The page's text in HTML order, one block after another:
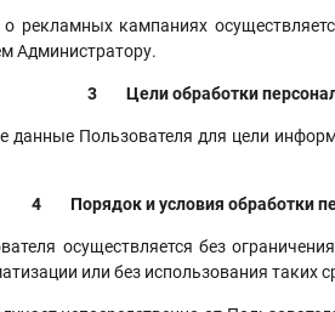
кампаниях осуществляется
Администратору.
3 Цели обработки
Пользователя для цели
4 Порядок и условия обработки
без ограничения
или без использования таких